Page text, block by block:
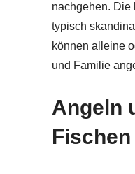
nachgehen. Die
typisch
können alleine
und Familie
Angeln